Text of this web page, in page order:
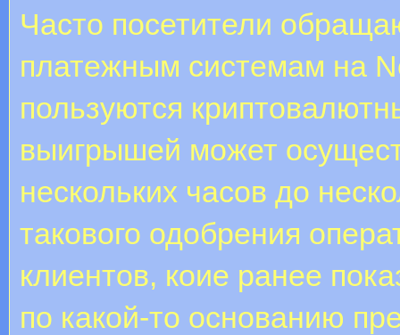
Часто посетители
платежным системам на
пользуются
выигрышей может
нескольких часов до
такового одобрения
клиентов, коие ранее
по какой-то основанию